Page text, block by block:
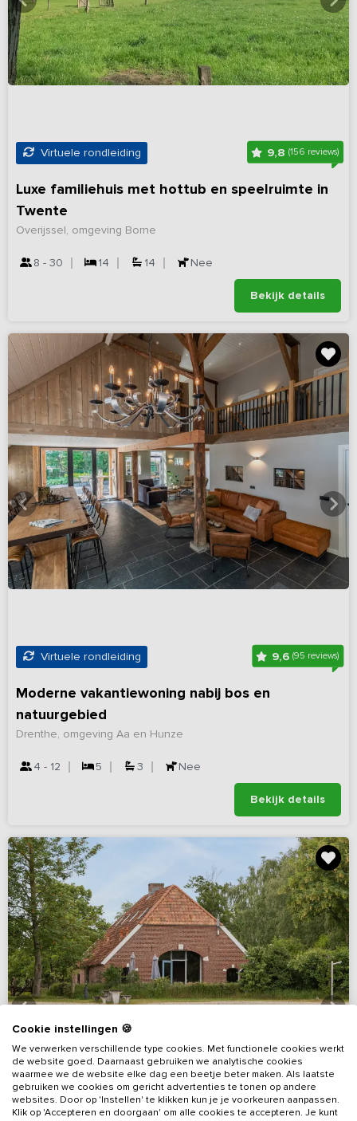
Virtuele rondleiding 9,8 (156 reviews)
Luxe familiehuis met hottub en speelruimte in
Twente
Overijssel, omgeving Borne
8 - 30 14 14 Nee
Bekijk details
Virtuele rondleiding 9,6 (95 reviews)
Moderne vakantiewoning nabij bos en
natuurgebied
Drenthe, omgeving Aa en Hunze
4 - 12 5 3 Nee
Bekijk details
Cookie instellingen 🍪
We verwerken verschillende type cookies. Met functionele cookies werkt
de website goed. Daarnaast gebruiken we analytische cookies
waarmee we de website elke dag een beetje beter maken. Als laatste
gebruiken we cookies om gericht advertenties te tonen op andere
websites. Door op 'Instellen' te klikken kun je je voorkeuren aanpassen.
Klik op 'Accepteren en doorgaan' om alle cookies te accepteren. Je kunt